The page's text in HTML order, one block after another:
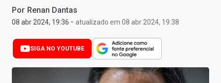
Últimas Notícias
Newsletters
Cotações
Por Renan Dantas
08 abr 2024, 19:36 - atualizado em 08 abr 2024, 19:38
SIGA NO YOUTUBE